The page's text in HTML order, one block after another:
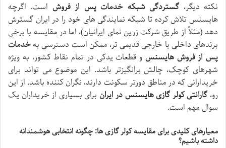
نکته دیگر، گستردگی شبکه خدمات پس از فروش است. اگرچه
هایسنس تلاش کرده تا شبکه نمایندگی های خود را در ایران گسترش
دهد (مثلاً از طریق شرکت زرین نمای ایرانیان)، اما در مقایسه با برخی
برندهای داخلی یا خارجی قدیمی تر، ممکن است دسترسی بهخدمات
پس از فروش هایسنس و قطعات یدکی در تمام نقاط کشور، به ویژه
شهرهای کوچک، چالش برانگیزتر باشد. این موضوع می تواند برای
خریدارانی که در مناطق دورتر سکونت دارند، نگران کننده باشد. از این
رو، گارانتی کولر گازی هایسنس در ایران برای بسیاری از خریداران یک
سوال مهم است.
معیارهای کلیدی برای مقایسه کولر گازی ها: چگونه انتخابی هوشمندانه
داشته باشیم؟